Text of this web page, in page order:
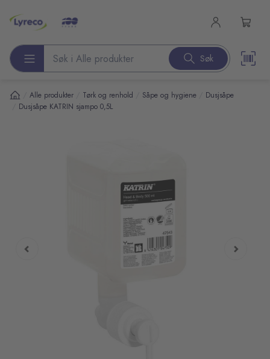
Søk etter produkter Søk
Alle produkter Tørk og renhold Såpe og hygiene Dusjsåpe
Dusjsåpe KATRIN sjampo 0,5L